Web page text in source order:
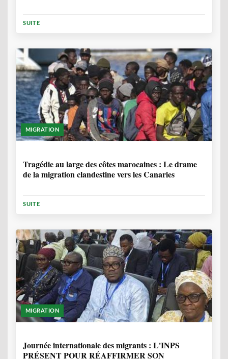
SUITE
MIGRATION
Tragédie au large des côtes marocaines : Le drame
de la migration clandestine vers les Canaries
SUITE
MIGRATION
Journée internationale des migrants : L'INPS
PRÉSENT POUR RÉAFFIRMER SON